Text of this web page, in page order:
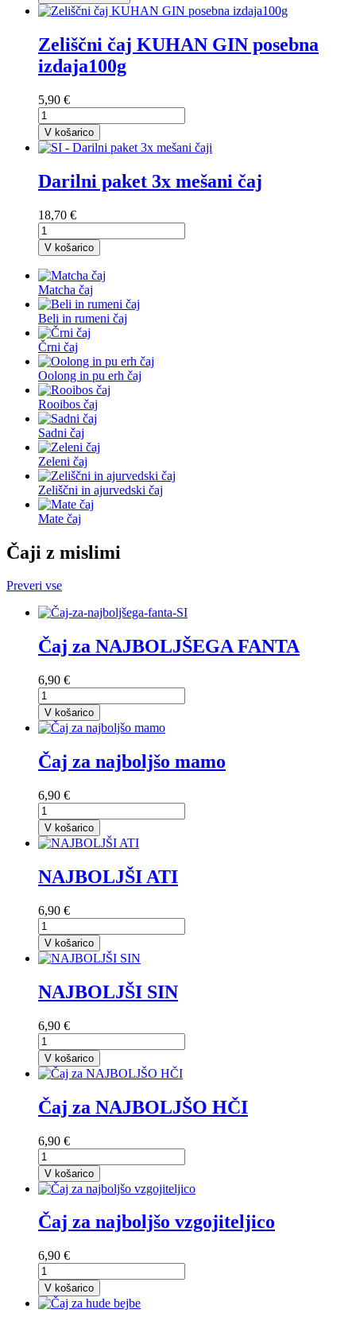
Zeliščni čaj KUHAN GIN posebna
izdaja100g
5,90 €
V košarico
Darilni paket 3x mešani čaj
18,70 €
V košarico
Matcha čaj
Beli in rumeni čaj
Črni čaj
Oolong in pu erh čaj
Rooibos čaj
Sadni čaj
Zeleni čaj
Zeliščni in ajurvedski čaj
Mate čaj
Čaji z mislimi
Preveri vse
Čaj za NAJBOLJŠEGA FANTA
6,90 €
V košarico
Čaj za najboljšo mamo
6,90 €
V košarico
NAJBOLJŠI ATI
6,90 €
V košarico
NAJBOLJŠI SIN
6,90 €
V košarico
Čaj za NAJBOLJŠO HČI
6,90 €
V košarico
Čaj za najboljšo vzgojiteljico
6,90 €
V košarico